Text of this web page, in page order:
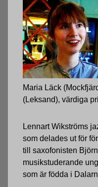
Maria Läck
(Leksand), värdiga
Lennart Wikströms
som delades ut för
till saxofonisten
musikstuderande
som är födda i